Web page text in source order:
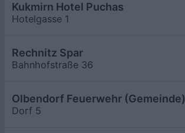
Kukmirn Hotel Puchas
Hotelgasse 1
Rechnitz Spar
Bahnhofstraße 36
Olbendorf Feuerwehr (Gemeinde)
Dorf 5